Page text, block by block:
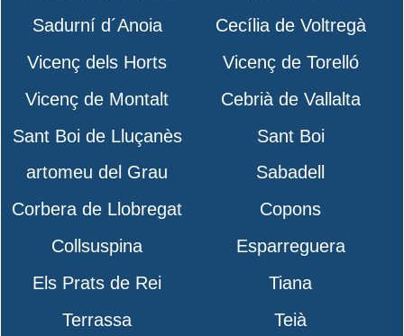
Sadurní d´Anoia
Cecília de Voltregà
Vicenç dels Horts
Vicenç de Torelló
Vicenç de Montalt
Cebrià de Vallalta
Sant Boi de Lluçanès
Sant Boi
artomeu del Grau
Sabadell
Corbera de Llobregat
Copons
Collsuspina
Esparreguera
Els Prats de Rei
Tiana
Terrassa
Teià